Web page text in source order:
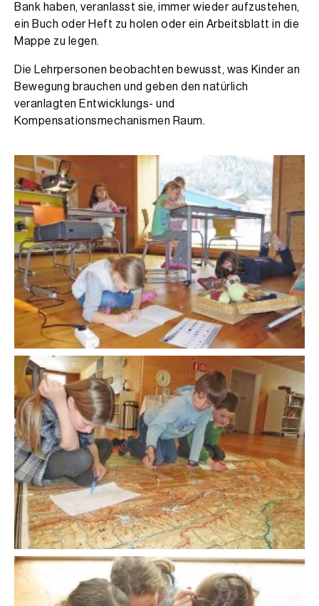
Bank haben, veranlasst sie, immer wieder aufzustehen,
ein Buch oder Heft zu holen oder ein Arbeitsblatt in die
Mappe zu legen.
Die Lehrpersonen beobachten bewusst, was Kinder an
Bewegung brauchen und geben den natürlich
veranlagten Entwicklungs- und
Kompensationsmechanismen Raum.